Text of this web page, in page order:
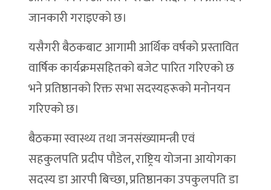
जानकारी गराइएको छ।
यसैगरी बैठकबाट आगामी आर्थिक वर्षको प्रस्तावित
वार्षिक कार्यक्रमसहितको बजेट पारित गरिएको छ
भने प्रतिष्ठानको रिक्त सभा सदस्यहरूको मनोनयन
गरिएको छ।
बैठकमा स्वास्थ्य तथा जनसंख्यामन्त्री एवं
सहकुलपति प्रदीप पौडेल, राष्ट्रिय योजना आयोगका
सदस्य डा आरपी बिच्छा, प्रतिष्ठानका उपकुलपति डा